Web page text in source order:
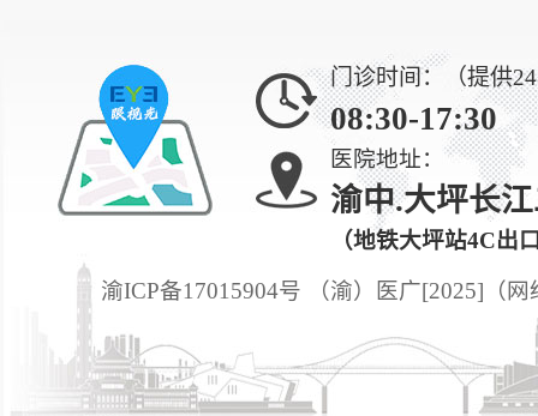
门诊时间：（提供
08:30-17:30
医院地址：
渝中.大坪长
（地铁大坪站4C出
渝ICP备17015904号 （渝）医广[2025]（网